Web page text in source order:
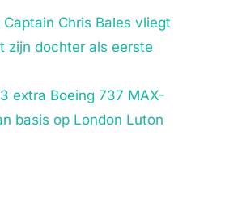
Chris Bales vliegt
zijn dochter als eerste
extra Boeing 737 MAX-
basis op London Luton